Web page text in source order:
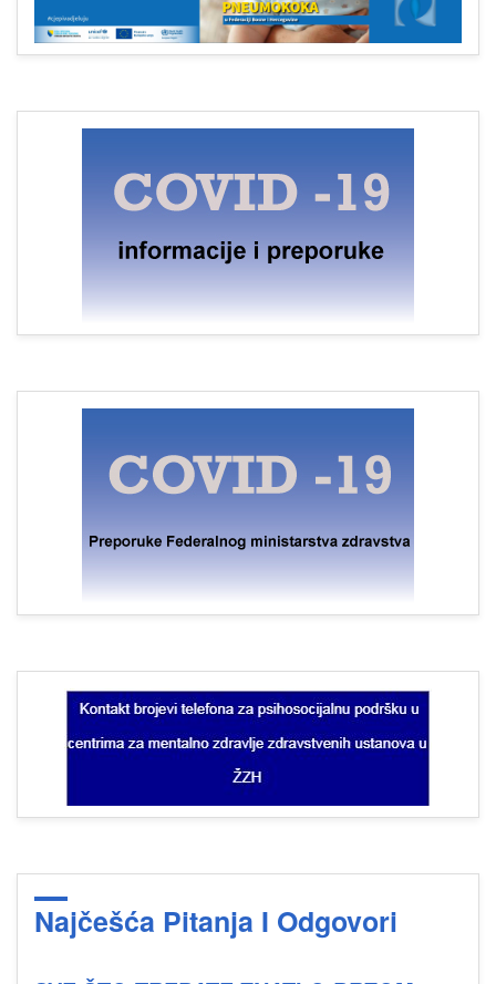
Najčešća Pitanja I Odgovori